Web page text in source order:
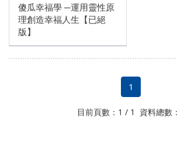
傻瓜幸福學 ─運用靈性原
理創造幸福人生【已絕
版】
1
目前頁數：1 / 1 資料總數